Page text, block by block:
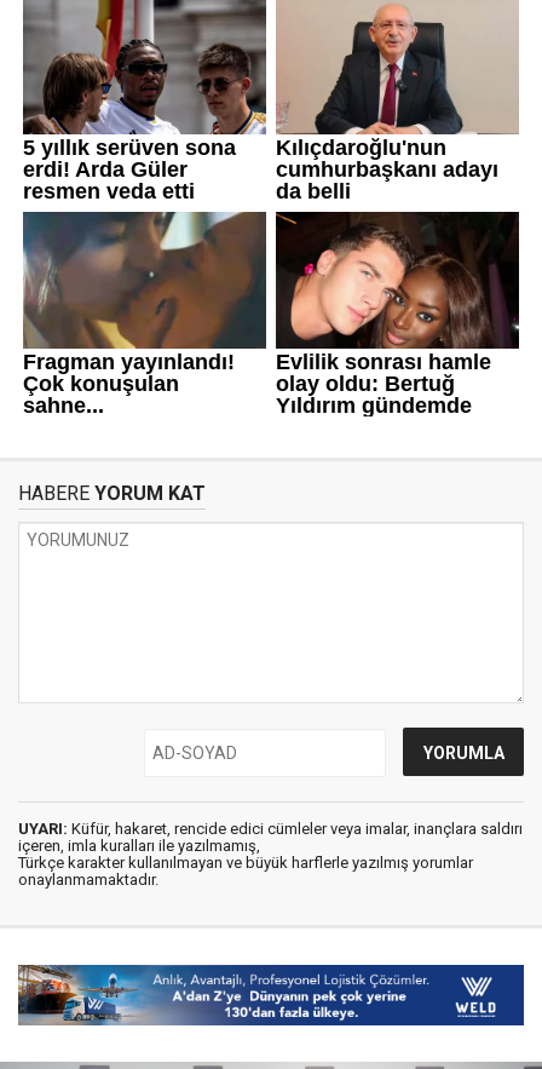
HABERE YORUM KAT
UYARI: Küfür, hakaret, rencide edici cümleler veya imalar, inançlara saldırı
içeren, imla kuralları ile yazılmamış,
Türkçe karakter kullanılmayan ve büyük harflerle yazılmış yorumlar
onaylanmamaktadır.